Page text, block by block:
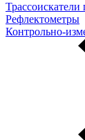
Рефлектометры
Контрольно-